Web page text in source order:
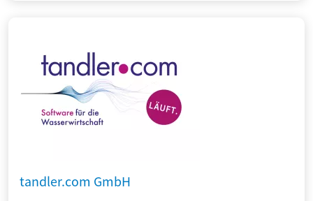
tandler.com GmbH